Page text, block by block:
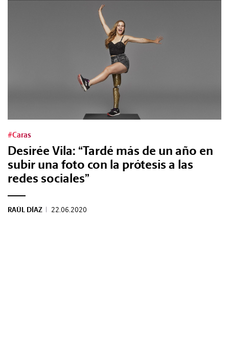
#Caras
Desirée Vila: “Tardé más de un año en
subir una foto con la prótesis a las
redes sociales”
RAÚL DÍAZ | 22.06.2020